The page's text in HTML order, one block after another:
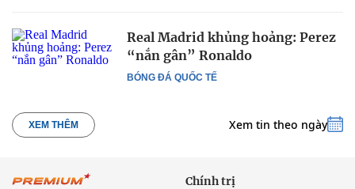
BÓNG ĐÁ QUỐC TẾ
Real Madrid khủng hoảng: Perez
“nắn gân” Ronaldo
XEM THÊM Xem tin theo ngày
Chính trị